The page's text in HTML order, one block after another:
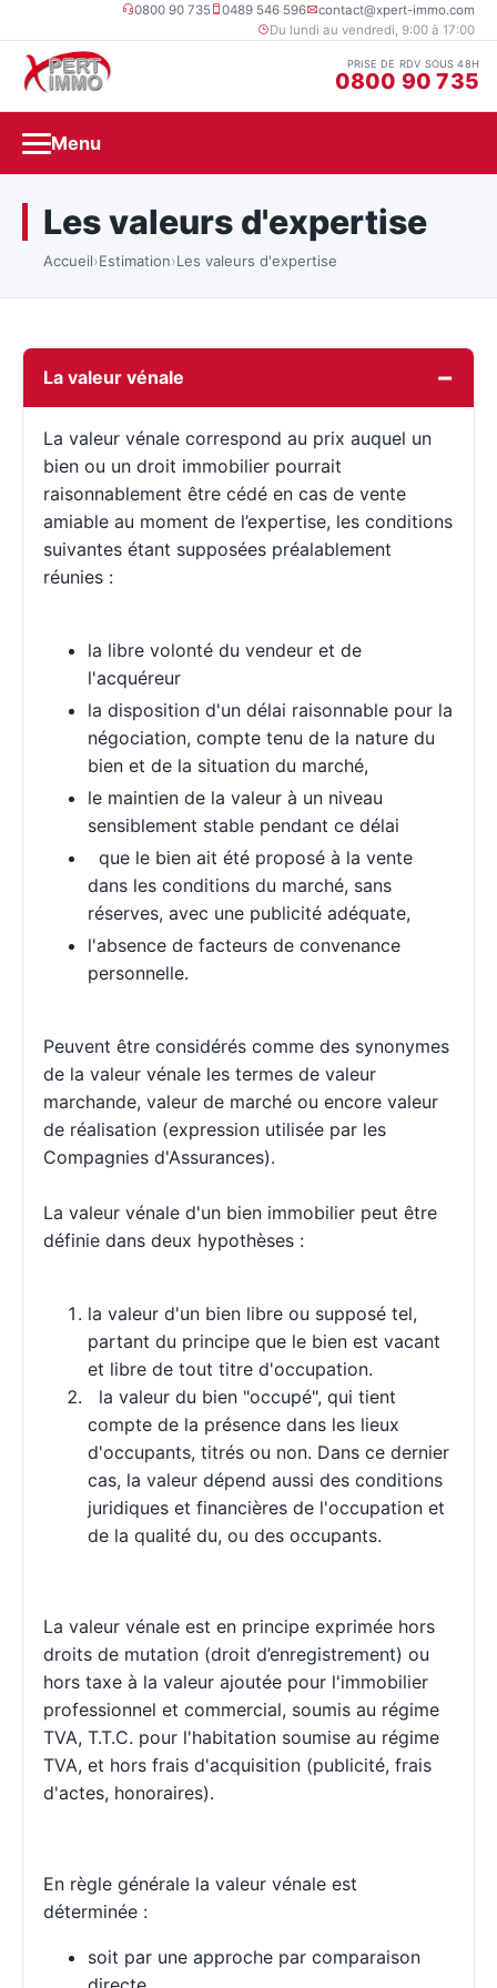
0800 90 735 0489 546 596
contact@xpert-immo.com
Du lundi au vendredi, 9:00 à 17:00
PRISE DE RDV SOUS 48H
0800 90 735
Menu
Les valeurs d'expertise
Accueil›Estimation›Les valeurs d'expertise
La valeur vénale
La valeur vénale correspond au prix auquel un
bien ou un droit immobilier pourrait
raisonnablement être cédé en cas de vente
amiable au moment de l’expertise, les conditions
suivantes étant supposées préalablement
réunies :
la libre volonté du vendeur et de
l'acquéreur
la disposition d'un délai raisonnable pour la
négociation, compte tenu de la nature du
bien et de la situation du marché,
le maintien de la valeur à un niveau
sensiblement stable pendant ce délai
que le bien ait été proposé à la vente
dans les conditions du marché, sans
réserves, avec une publicité adéquate,
l'absence de facteurs de convenance
personnelle.
Peuvent être considérés comme des synonymes
de la valeur vénale les termes de valeur
marchande, valeur de marché ou encore valeur
de réalisation (expression utilisée par les
Compagnies d'Assurances).
La valeur vénale d'un bien immobilier peut être
définie dans deux hypothèses :
la valeur d'un bien libre ou supposé tel,
partant du principe que le bien est vacant
et libre de tout titre d'occupation.
la valeur du bien "occupé", qui tient
compte de la présence dans les lieux
d'occupants, titrés ou non. Dans ce dernier
cas, la valeur dépend aussi des conditions
juridiques et financières de l'occupation et
de la qualité du, ou des occupants.
La valeur vénale est en principe exprimée hors
droits de mutation (droit d’enregistrement) ou
hors taxe à la valeur ajoutée pour l'immobilier
professionnel et commercial, soumis au régime
TVA, T.T.C. pour l'habitation soumise au régime
TVA, et hors frais d'acquisition (publicité, frais
d'actes, honoraires).
En règle générale la valeur vénale est
déterminée :
soit par une approche par comparaison